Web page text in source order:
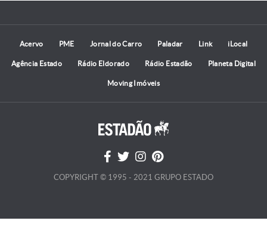
Acervo PME Jornal do Carro Paladar Link iLocal
Agência Estado Rádio Eldorado Rádio Estadão Planeta Digital
Moving Imóveis
COPYRIGHT © 1995 - 2021 GRUPO ESTADO